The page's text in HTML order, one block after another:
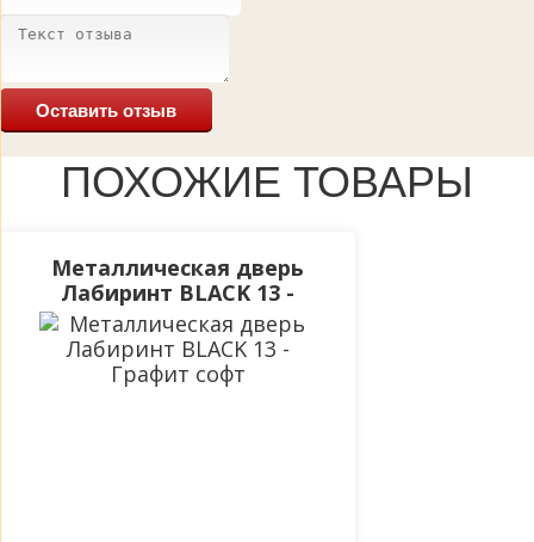
Оставить отзыв
ПОХОЖИЕ ТОВАРЫ
Металлическая дверь
Лабиринт BLACK 13 -
Графит софт